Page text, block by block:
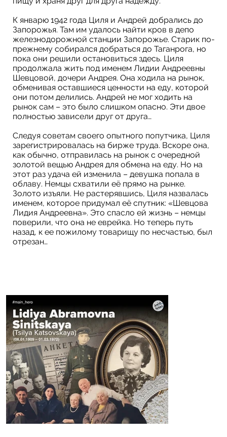
К январю 1942 года Циля и Андрей добрались до
Запорожья. Там им удалось найти кров в депо
железнодорожной станции Запорожье. Старик по-
прежнему собирался добраться до Таганрога, но
пока они решили остановиться здесь. Циля
продолжала жить под именем Лидии Андреевны
Шевцовой, дочери Андрея. Она ходила на рынок,
обменивая оставшиеся ценности на еду, которой
они потом делились. Андрей не мог ходить на
рынок сам – это было слишком опасно. Эти двое
полностью зависели друг от друга…
Следуя советам своего опытного попутчика, Циля
зарегистрировалась на бирже труда. Вскоре она,
как обычно, отправилась на рынок с очередной
золотой вещью Андрея для обмена на еду. Но на
этот раз удача ей изменила – девушка попала в
облаву. Немцы схватили её прямо на рынке.
Золото изъяли. Не растерявшись, Циля назвалась
именем, которое придумал её спутник: «Шевцова
Лидия Андреевна». Это спасло ей жизнь – немцы
поверили, что она не еврейка. Но теперь путь
назад, к ее пожилому товарищу по несчастью, был
отрезан…